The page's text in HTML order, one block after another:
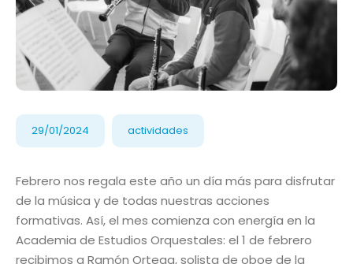
29/01/2024 actividades
Febrero nos regala este año un día más para disfrutar
de la música y de todas nuestras acciones
formativas. Así, el mes comienza con energía en la
Academia de Estudios Orquestales: el 1 de febrero
recibimos a Ramón Ortega, solista de oboe de la